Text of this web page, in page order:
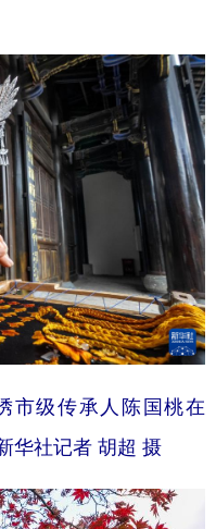
级传承人陈国桃在
华社记者 胡超 摄